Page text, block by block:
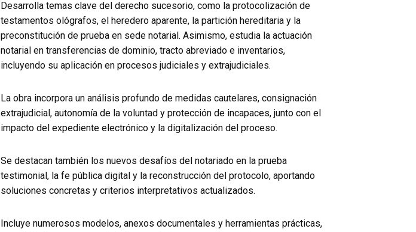
Desarrolla temas clave del derecho sucesorio, como la protocolización de
testamentos ológrafos, el heredero aparente, la partición hereditaria y la
preconstitución de prueba en sede notarial. Asimismo, estudia la actuación
notarial en transferencias de dominio, tracto abreviado e inventarios,
incluyendo su aplicación en procesos judiciales y extrajudiciales.
La obra incorpora un análisis profundo de medidas cautelares, consignación
extrajudicial, autonomía de la voluntad y protección de incapaces, junto con el
impacto del expediente electrónico y la digitalización del proceso.
Se destacan también los nuevos desafíos del notariado en la prueba
testimonial, la fe pública digital y la reconstrucción del protocolo, aportando
soluciones concretas y criterios interpretativos actualizados.
Incluye numerosos modelos, anexos documentales y herramientas prácticas,